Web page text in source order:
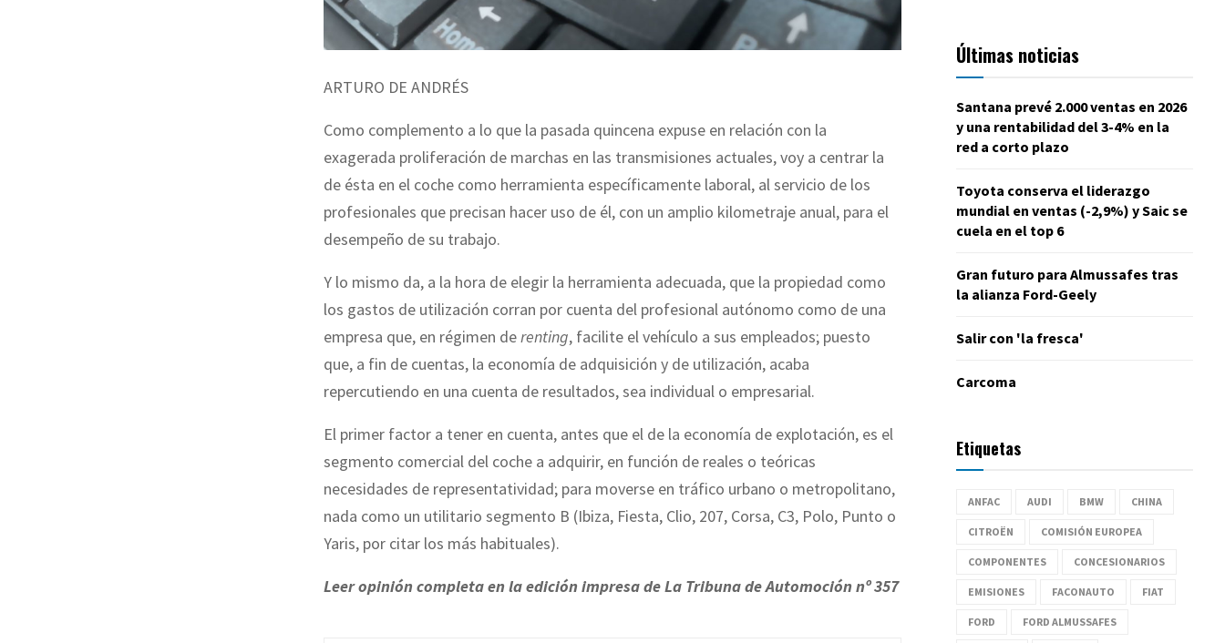
ARTURO DE ANDRÉS
Como complemento a lo que la pasada quincena expuse en relación con la
exagerada proliferación de marchas en las transmisiones actuales, voy a centrar la
de ésta en el coche como herramienta específicamente laboral, al servicio de los
profesionales que precisan hacer uso de él, con un amplio kilometraje anual, para el
desempeño de su trabajo.
Y lo mismo da, a la hora de elegir la herramienta adecuada, que la propiedad como
los gastos de utilización corran por cuenta del profesional autónomo como de una
empresa que, en régimen derenting, facilite el vehículo a sus empleados; puesto
que, a fin de cuentas, la economía de adquisición y de utilización, acaba
repercutiendo en una cuenta de resultados, sea individual o empresarial.
El primer factor a tener en cuenta, antes que el de la economía de explotación, es el
segmento comercial del coche a adquirir, en función de reales o teóricas
necesidades de representatividad; para moverse en tráfico urbano o metropolitano,
nada como un utilitario segmento B (Ibiza, Fiesta, Clio, 207, Corsa, C3, Polo, Punto o
Yaris, por citar los más habituales).
Leer opinión completa en la edición impresa de La Tribuna de Automoción nº 357
Últimas noticias
Santana prevé 2.000 ventas en 2026
y una rentabilidad del 3-4% en la
red a corto plazo
Toyota conserva el liderazgo
mundial en ventas (-2,9%) y Saic se
cuela en el top 6
Gran futuro para Almussafes tras
la alianza Ford-Geely
Salir con 'la fresca'
Carcoma
Etiquetas
ANFAC AUDI BMW CHINA
CITROËN COMISIÓN EUROPEA
COMPONENTES CONCESIONARIOS
EMISIONES FACONAUTO FIAT
FORD FORD ALMUSSAFES